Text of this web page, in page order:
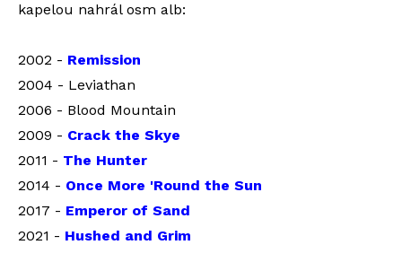
kapelou nahrál osm alb:
2002 - Remission
2004 - Leviathan
2006 - Blood Mountain
2009 - Crack the Skye
2011 - The Hunter
2014 - Once More 'Round the Sun
2017 - Emperor of Sand
2021 - Hushed and Grim